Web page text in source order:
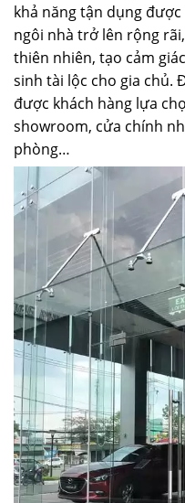
khả năng tận dụng
ngôi nhà trở lên rộng
thiên nhiên, tạo cảm
sinh tài lộc cho gia chủ.
được khách hàng lựa
showroom, cửa chính
phòng…